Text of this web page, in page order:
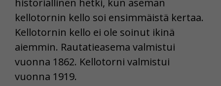
historiallinen hetki, kun aseman
kellotornin kello soi ensimmäistä kertaa.
Kellotornin kello ei ole soinut ikinä
aiemmin. Rautatieasema valmistui
vuonna 1862. Kellotorni valmistui
vuonna 1919.